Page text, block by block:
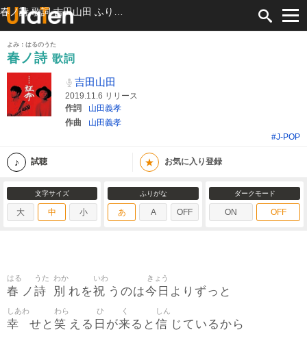
よみ：はるのうた
春ノ詩 歌詞
吉田山田
2019.11.6 リリース
作詞
山田義孝
作曲
山田義孝
#J-POP
試聴 ★ お気に入り登録
文字サイズ
大 中 小
ふりがな
あ A OFF
ダークモード
ON OFF
春
はる
ノ 詩
うた
別
わか
れを祝
いわ
うのは今日
きょう
よりずっと
幸
しあわ
せと 笑
わら
える 日
ひ
が来
く
ると 信
しん
じているから